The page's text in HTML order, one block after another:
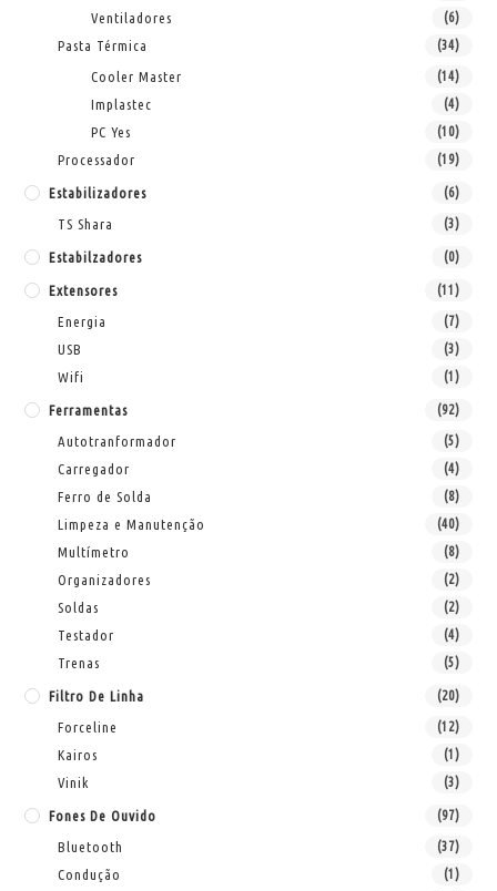
Ventiladores (6)
Pasta Térmica (34)
Cooler Master (14)
Implastec (4)
PC Yes (10)
Processador (19)
Estabilizadores (6)
TS Shara (3)
Estabilzadores (0)
Extensores (11)
Energia (7)
USB (3)
Wifi (1)
Ferramentas (92)
Autotranformador (5)
Carregador (4)
Ferro de Solda (8)
Limpeza e Manutenção (40)
Multímetro (8)
Organizadores (2)
Soldas (2)
Testador (4)
Trenas (5)
Filtro De Linha (20)
Forceline (12)
Kairos (1)
Vinik (3)
Fones De Ouvido (97)
Bluetooth (37)
Condução (1)